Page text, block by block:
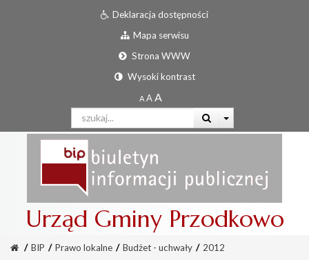
Deklaracja dostępności
Mapa serwisu
Strona WWW
Wysoki kontrast
Urząd Gminy Przodkowo
/ BIP / Prawo lokalne / Budżet - uchwały / 2012